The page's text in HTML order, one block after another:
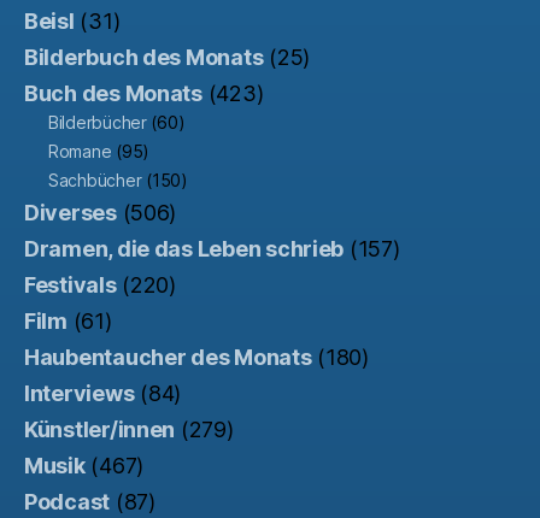
Beisl (31)
Bilderbuch des Monats(25)
Buch des Monats(423)
Bilderbücher(60)
Romane (95)
Sachbücher(150)
Diverses(506)
Dramen, die das Leben schrieb (157)
Festivals(220)
Film (61)
Haubentaucher des Monats(180)
Interviews(84)
Künstler/innen (279)
Musik(467)
Podcast (87)